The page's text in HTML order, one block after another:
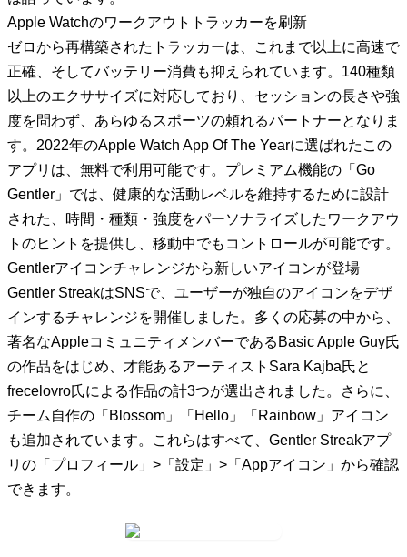
Apple Watchのワークアウトトラッカーを刷新
ゼロから再構築されたトラッカーは、これまで以上に高速で
正確、そしてバッテリー消費も抑えられています。140種類
以上のエクササイズに対応しており、セッションの長さや強
度を問わず、あらゆるスポーツの頼れるパートナーとなりま
す。2022年のApple Watch App Of The Yearに選ばれたこの
アプリは、無料で利用可能です。プレミアム機能の「Go
Gentler」では、健康的な活動レベルを維持するために設計
された、時間・種類・強度をパーソナライズしたワークアウ
トのヒントを提供し、移動中でもコントロールが可能です。
Gentlerアイコンチャレンジから新しいアイコンが登場
Gentler StreakはSNSで、ユーザーが独自のアイコンをデザ
インするチャレンジを開催しました。多くの応募の中から、
著名なAppleコミュニティメンバーであるBasic Apple Guy氏
の作品をはじめ、才能あるアーティストSara Kajba氏と
frecelovro氏による作品の計3つが選出されました。さらに、
チーム自作の「Blossom」「Hello」「Rainbow」アイコン
も追加されています。これらはすべて、Gentler Streakアプ
リの「プロフィール」>「設定」>「Appアイコン」から確認
できます。